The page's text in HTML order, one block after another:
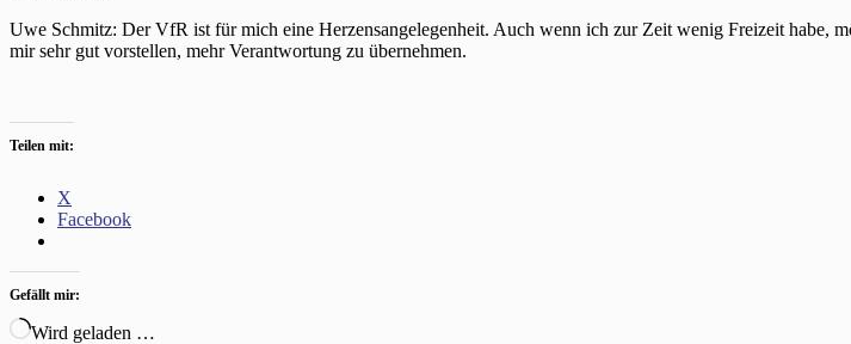
Uwe Schmitz: Der VfR ist für mich eine Herzensangelegenheit. Auch wenn ich zur Zeit wenig Freizeit habe,
mir sehr gut vorstellen, mehr Verantwortung zu übernehmen.
Teilen mit:
X
Facebook
Gefällt mir:
Wird geladen …